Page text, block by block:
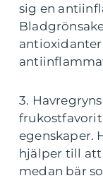
sig en
3.
egenskaper.
hjälper till att
medan bär